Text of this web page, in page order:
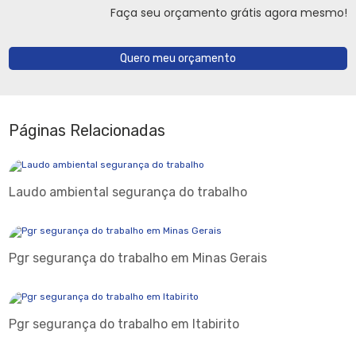
Faça seu orçamento grátis agora mesmo!
Quero meu orçamento
Páginas Relacionadas
Laudo ambiental segurança do trabalho
Pgr segurança do trabalho em Minas Gerais
Pgr segurança do trabalho em Itabirito